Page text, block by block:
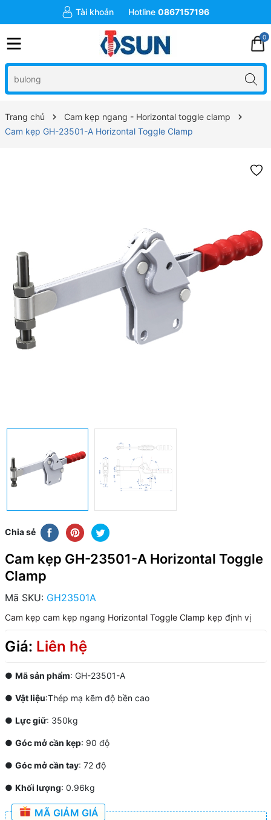
Tài khoản Hotline 0867157196
0
Trang chủ
Cam kẹp ngang - Horizontal toggle clamp
Cam kẹp GH-23501-A Horizontal Toggle Clamp
Chia sẻ
Cam kẹp GH-23501-A Horizontal Toggle
Clamp
Mã SKU: GH23501A
Cam kẹp cam kẹp ngang Horizontal Toggle Clamp kẹp định vị
Giá: Liên hệ
● Mã sản phẩm: GH-23501-A
● Vật liệu:Thép mạ kẽm độ bền cao
● Lực giữ: 350kg
● Góc mở cần kẹp: 90 độ
● Góc mở cần tay: 72 độ
● Khối lượng: 0.96kg
MÃ GIẢM GIÁ